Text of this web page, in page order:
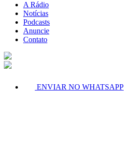
A Rádio
Notícias
Podcasts
Anuncie
Contato
ENVIAR NO WHATSAPP